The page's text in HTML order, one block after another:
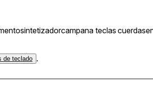
sintetizadorcampana teclas cuerdas
de teclado .